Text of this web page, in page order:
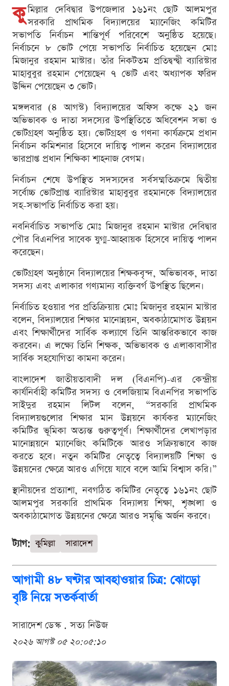
কু মিল্লার দেবিদ্বার উপজেলার ১৬১নং ছোট আলমপুর
সরকারি প্রাথমিক বিদ্যালয়ের ম্যানেজিং কমিটির
সভাপতি নির্বাচন শান্তিপূর্ণ পরিবেশে অনুষ্ঠিত হয়েছে।
নির্বাচনে ৮ ভোট পেয়ে সভাপতি নির্বাচিত হয়েছেন মোঃ
মিজানুর রহমান মাস্টার। তাঁর নিকটতম প্রতিদ্বন্দ্বী ব্যারিস্টার
মাহাবুবুর রহমান পেয়েছেন ৭ ভোট এবং অধ্যাপক ফরিদ
উদ্দিন পেয়েছেন ৩ ভোট।
মঙ্গলবার (৪ আগস্ট) বিদ্যালয়ের অফিস কক্ষে ২১ জন
অভিভাবক ও দাতা সদস্যের উপস্থিতিতে অধিবেশন সভা ও
ভোটগ্রহণ অনুষ্ঠিত হয়। ভোটগ্রহণ ও গণনা কার্যক্রমে প্রধান
নির্বাচন কমিশনার হিসেবে দায়িত্ব পালন করেন বিদ্যালয়ের
ভারপ্রাপ্ত প্রধান শিক্ষিকা শাহনাজ বেগম।
নির্বাচন শেষে উপস্থিত সদস্যদের সর্বসম্মতিক্রমে দ্বিতীয়
সর্বোচ্চ ভোটপ্রাপ্ত ব্যারিস্টার মাহাবুবুর রহমানকে বিদ্যালয়ের
সহ-সভাপতি নির্বাচিত করা হয়।
নবনির্বাচিত সভাপতি মোঃ মিজানুর রহমান মাস্টার দেবিদ্বার
পৌর বিএনপির সাবেক যুগ্ম-আহ্বায়ক হিসেবে দায়িত্ব পালন
করেছেন।
ভোটগ্রহণ অনুষ্ঠানে বিদ্যালয়ের শিক্ষকবৃন্দ, অভিভাবক, দাতা
সদস্য এবং এলাকার গণ্যমান্য ব্যক্তিবর্গ উপস্থিত ছিলেন।
নির্বাচিত হওয়ার পর প্রতিক্রিয়ায় মোঃ মিজানুর রহমান মাস্টার
বলেন, বিদ্যালয়ের শিক্ষার মানোন্নয়ন, অবকাঠামোগত উন্নয়ন
এবং শিক্ষার্থীদের সার্বিক কল্যাণে তিনি আন্তরিকভাবে কাজ
করবেন। এ লক্ষ্যে তিনি শিক্ষক, অভিভাবক ও এলাকাবাসীর
সার্বিক সহযোগিতা কামনা করেন।
বাংলাদেশ জাতীয়তাবাদী দল (বিএনপি)-এর কেন্দ্রীয়
কার্যনির্বাহী কমিটির সদস্য ও বেলজিয়াম বিএনপির সভাপতি
সাইদুর রহমান লিটল বলেন, “সরকারি প্রাথমিক
বিদ্যালয়গুলোর শিক্ষার মান উন্নয়নে কার্যকর ম্যানেজিং
কমিটির ভূমিকা অত্যন্ত গুরুত্বপূর্ণ। শিক্ষার্থীদের লেখাপড়ার
মানোন্নয়নে ম্যানেজিং কমিটিকে আরও সক্রিয়ভাবে কাজ
করতে হবে। নতুন কমিটির নেতৃত্বে বিদ্যালয়টি শিক্ষা ও
উন্নয়নের ক্ষেত্রে আরও এগিয়ে যাবে বলে আমি বিশ্বাস করি।”
স্থানীয়দের প্রত্যাশা, নবগঠিত কমিটির নেতৃত্বে ১৬১নং ছোট
আলমপুর সরকারি প্রাথমিক বিদ্যালয় শিক্ষা, শৃঙ্খলা ও
অবকাঠামোগত উন্নয়নের ক্ষেত্রে আরও সমৃদ্ধি অর্জন করবে।
ট্যাগ: কুমিল্লা সারাদেশ
আগামী ৪৮ ঘণ্টার আবহাওয়ার চিত্র: ঝোড়ো
বৃষ্টি নিয়ে সতর্কবার্তা
সারাদেশ ডেস্ক . সত্য নিউজ
২০২৬ আগস্ট ০৫ ২০:০৫:১০